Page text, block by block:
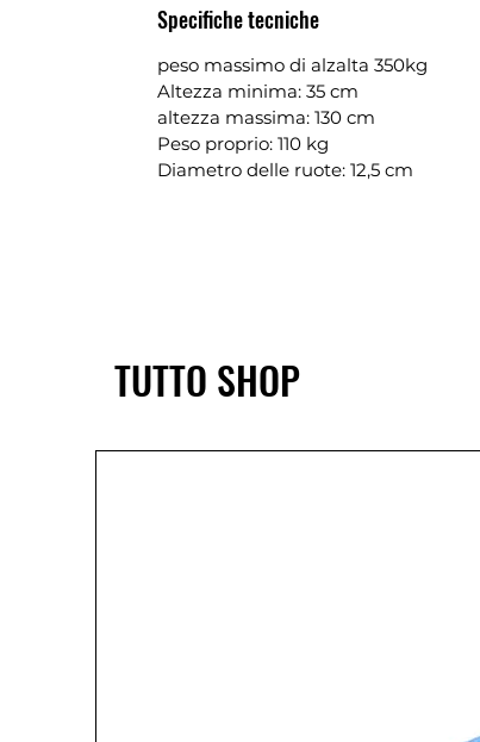
Specifiche tecniche
peso massimo di alzalta 350kg
Altezza minima: 35 cm
altezza massima: 130 cm
Peso proprio: 110 kg
Diametro delle ruote: 12,5 cm
TUTTO SHOP